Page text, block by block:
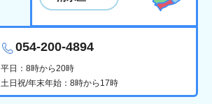
054-200-4894
平日：8時から20時
土日祝/年末年始：8時から17時